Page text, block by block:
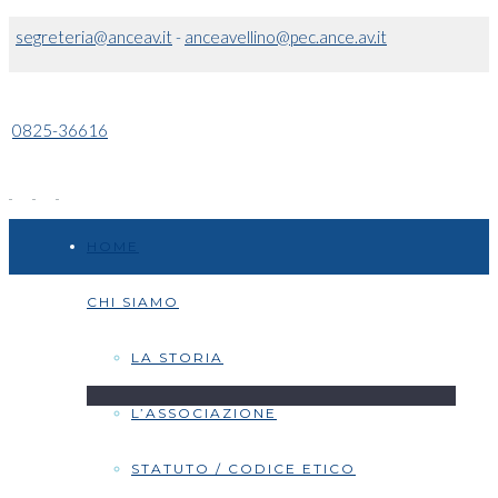
segreteria@anceav.it- anceavellino@pec.ance.av.it
0825-36616
CHI SIAMO
LA STORIA
L’ASSOCIAZIONE
STATUTO / CODICE ETICO